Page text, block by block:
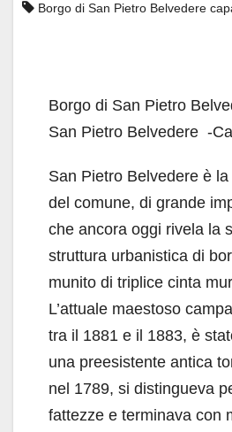
Borgo di San Pietro Belvedere
Borgo di San Pietro
San Pietro Belvedere -
San Pietro Belvedere è
del comune, di grande
che ancora oggi rivela la
struttura urbanistica di
munito di triplice cinta
L’attuale maestoso
tra il 1881 e il 1883, è
una preesistente antica
nel 1789, si distingueva
fattezze e terminava con